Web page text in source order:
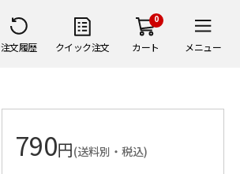
注文履歴 クイック注文
0
カート メニュー
790円(送料別・税込)